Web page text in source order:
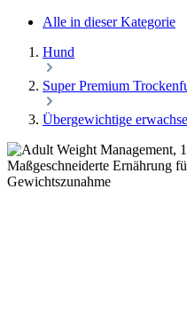
Alle in dieser Kategorie
Hund
Super Premium
Übergewichtige